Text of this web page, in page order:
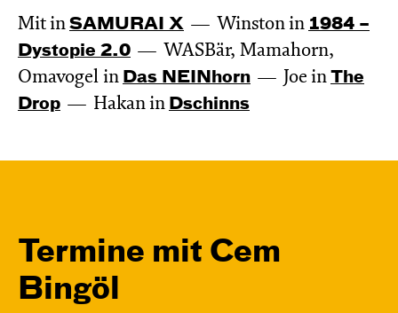
Mit in SAMURAI X Winston in 1984 –
Dystopie 2.0
WASBär, Mamahorn,
Omavogel in Das NEIN­horn Joe in The
Drop
Hakan in Dschinns
Termine mit Cem
Bingöl